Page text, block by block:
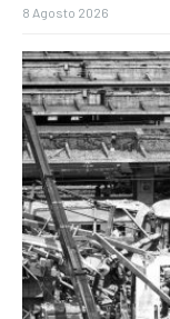
8 Agosto 2026